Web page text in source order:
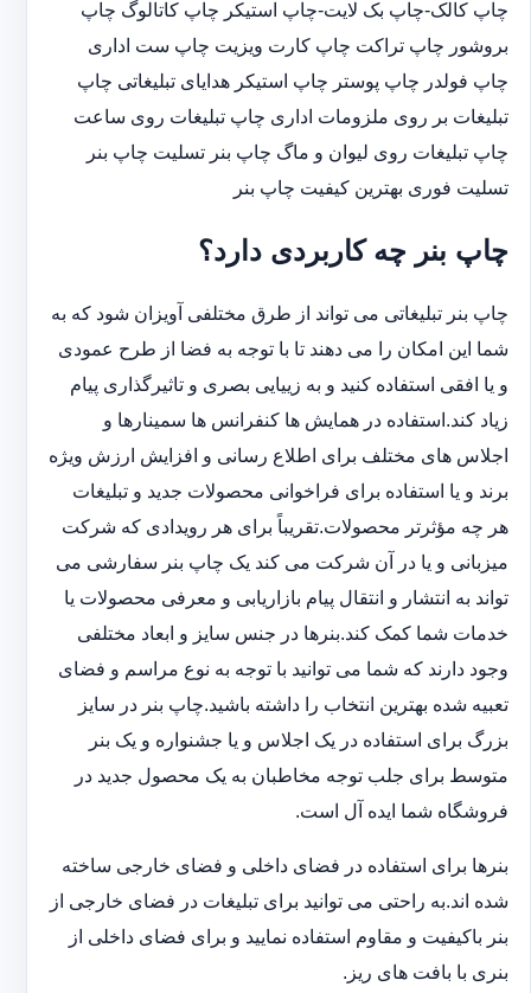
چاپ کالک-چاپ بک لایت-چاپ استیکر چاپ کاتالوگ چاپ
بروشور چاپ تراکت چاپ کارت ویزیت چاپ ست اداری
چاپ فولدر چاپ پوستر چاپ استیکر هدایای تبلیغاتی چاپ
تبلیغات بر روی ملزومات اداری چاپ تبلیغات روی ساعت
چاپ تبلیغات روی لیوان و ماگ چاپ بنر تسلیت چاپ بنر
تسلیت فوری بهترین کیفیت چاپ بنر
چاپ بنر چه کاربردی دارد؟
چاپ بنر تبلیغاتی می تواند از طرق مختلفی آویزان شود که به
شما این امکان را می دهند تا با توجه به فضا از طرح عمودی
و یا افقی استفاده کنید و به زییایی بصری و تاثیرگذاری پیام
زیاد کند.استفاده در همایش ها کنفرانس ها سمینارها و
اجلاس های مختلف برای اطلاع رسانی و افزایش ارزش ویژه
برند و یا استفاده برای فراخوانی محصولات جدید و تبلیغات
هر چه مؤثرتر محصولات.تقریباً برای هر رویدادی که شرکت
میزبانی و یا در آن شرکت می کند یک چاپ بنر سفارشی می
تواند به انتشار و انتقال پیام بازاریابی و معرفی محصولات یا
خدمات شما کمک کند.بنرها در جنس سایز و ابعاد مختلفی
وجود دارند که شما می توانید با توجه به نوع مراسم و فضای
تعبیه شده بهترین انتخاب را داشته باشید.چاپ بنر در سایز
بزرگ برای استفاده در یک اجلاس و یا جشنواره و یک بنر
متوسط برای جلب توجه مخاطبان به یک محصول جدید در
فروشگاه شما ایده آل است.
بنرها برای استفاده در فضای داخلی و فضای خارجی ساخته
شده اند.به راحتی می توانید برای تبلیغات در فضای خارجی از
بنر باکیفیت و مقاوم استفاده نمایید و برای فضای داخلی از
بنری با بافت های ریز.